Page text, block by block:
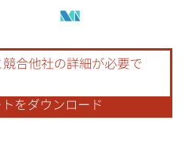
はCC BY 4.0の表示が必要です。